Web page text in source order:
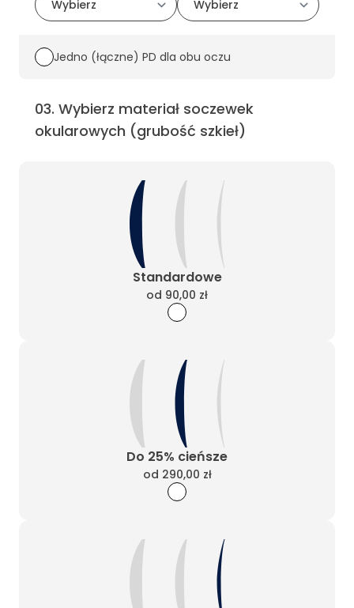
Jedno (łączne) PD dla obu oczu
03. Wybierz materiał soczewek
okularowych (grubość szkieł)
Standardowe
od 90,00 zł
Do 25% cieńsze
od 290,00 zł